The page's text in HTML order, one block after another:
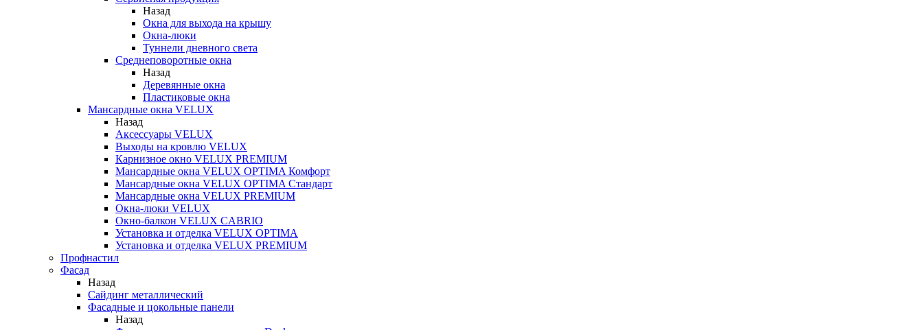
Назад
Окна для выхода на крышу
Окна-люки
Туннели дневного света
Среднеповоротные окна
Назад
Деревянные окна
Пластиковые окна
Мансардные окна VELUX
Назад
Аксессуары VELUX
Выходы на кровлю VELUX
Карнизное окно VELUX PREMIUM
Мансардные окна VELUX OPTIMA Комфорт
Мансардные окна VELUX OPTIMA Стандарт
Мансардные окна VELUX PREMIUM
Окна-люки VELUX
Окно-балкон VELUX CABRIO
Установка и отделка VELUX OPTIMA
Установка и отделка VELUX PREMIUM
Профнастил
Фасад
Назад
Сайдинг металлический
Фасадные и цокольные панели
Назад